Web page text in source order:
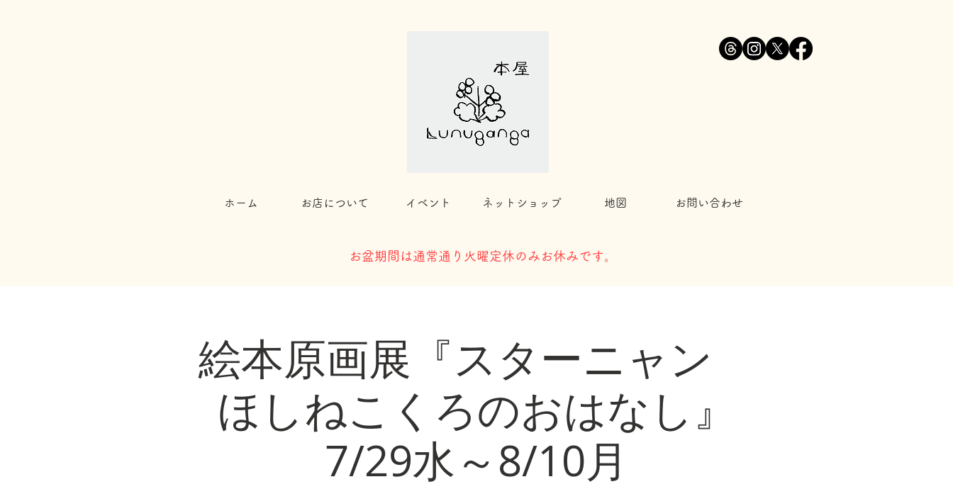
ホーム お店について イベント ネットショップ 地図 お問い合わせ
​お盆期間は通常通り火曜定休のみお休みです。
絵本原画展『スターニャン
ほしねこくろのおはなし』
7/29水～8/10月